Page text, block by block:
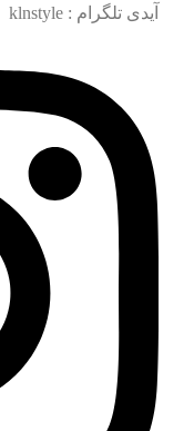
آیدی تلگرام : klnstyle